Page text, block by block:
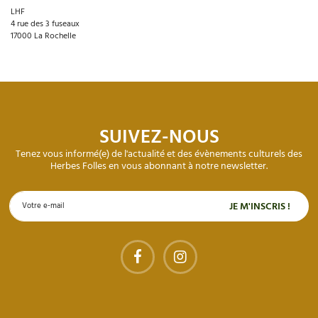
LHF
4 rue des 3 fuseaux
17000 La Rochelle
SUIVEZ-NOUS
Tenez vous informé(e) de l'actualité et des évènements culturels des
Herbes Folles en vous abonnant à notre newsletter.